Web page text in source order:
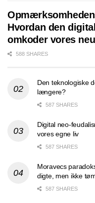
Hvordan den
omkoder vores
588 SHARES
Den teknologiske
længere?
587 SHARES
Digital neo-
vores egne liv
587 SHARES
Moravecs
digte, men ikke
587 SHARES